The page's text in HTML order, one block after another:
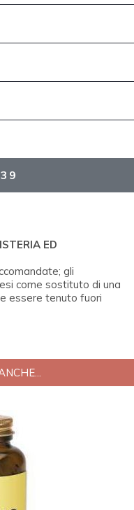
ED
gli
come sostituto di una
essere tenuto fuori